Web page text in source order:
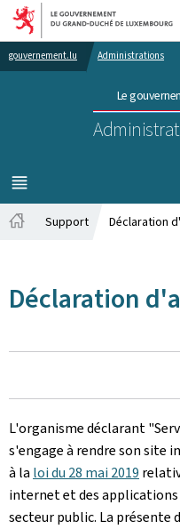
Aller au
Aller
gouvernement.lu Administrations
Le
MENU
PRINCIPAL
Support Déclaration
Déclaration
L'organisme déclarant
s'engage à rendre son site
à la loi du 28 mai 2019
internet et des
secteur public. La